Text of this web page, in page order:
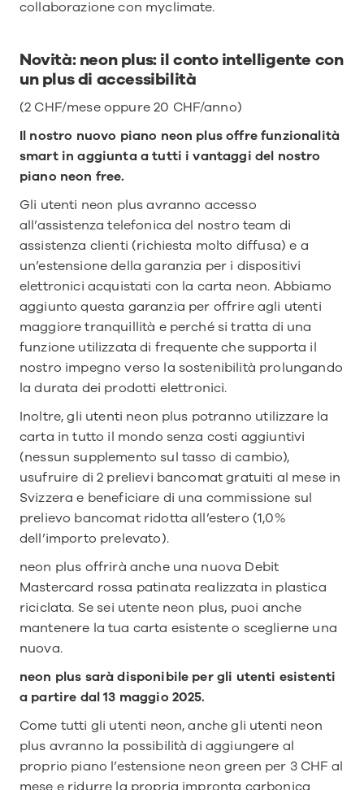
collaborazione con myclimate.
Novità: neon plus: il conto intelligente con
un plus di accessibilità
(2 CHF/mese oppure 20 CHF/anno)
Il nostro nuovo piano neon plus offre funzionalità
smart in aggiunta a tutti i vantaggi del nostro
piano neon free.
Gli utenti neon plus avranno accesso
all’assistenza telefonica del nostro team di
assistenza clienti (richiesta molto diffusa) e a
un’estensione della garanzia per i dispositivi
elettronici acquistati con la carta neon. Abbiamo
aggiunto questa garanzia per offrire agli utenti
maggiore tranquillità e perché si tratta di una
funzione utilizzata di frequente che supporta il
nostro impegno verso la sostenibilità prolungando
la durata dei prodotti elettronici.
Inoltre, gli utenti neon plus potranno utilizzare la
carta in tutto il mondo senza costi aggiuntivi
(nessun supplemento sul tasso di cambio),
usufruire di 2 prelievi bancomat gratuiti al mese in
Svizzera e beneficiare di una commissione sul
prelievo bancomat ridotta all’estero (1,0%
dell’importo prelevato).
neon plus offrirà anche una nuova Debit
Mastercard rossa patinata realizzata in plastica
riciclata. Se sei utente neon plus, puoi anche
mantenere la tua carta esistente o sceglierne una
nuova.
neon plus sarà disponibile per gli utenti esistenti
a partire dal 13 maggio 2025.
Come tutti gli utenti neon, anche gli utenti neon
plus avranno la possibilità di aggiungere al
proprio piano l’estensione neon green per 3 CHF al